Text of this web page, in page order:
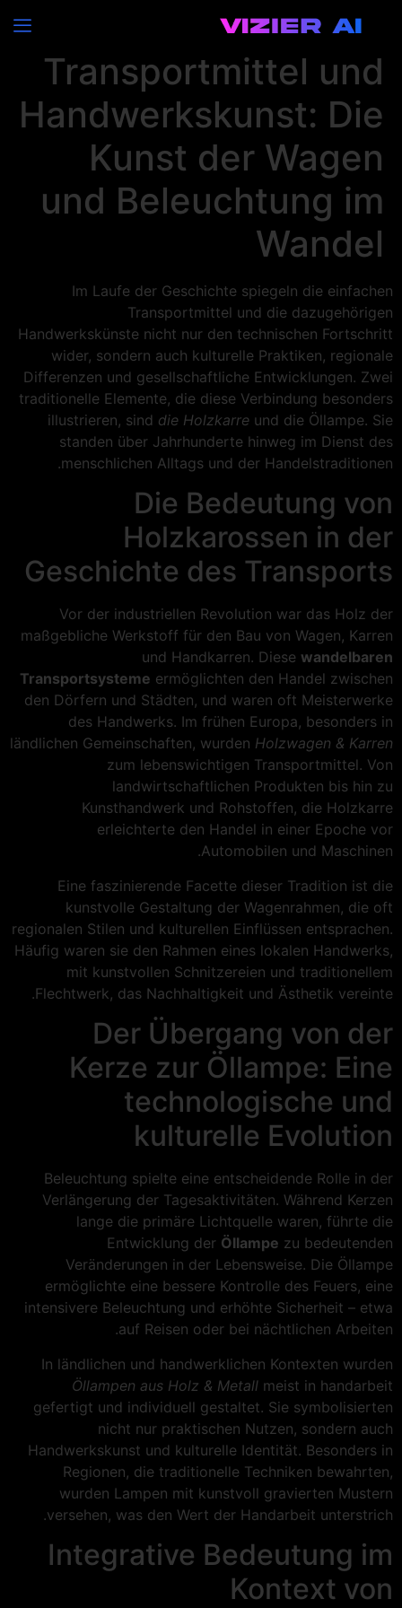
Historische
Transportmittel und
Handwerkskunst: Die
Kunst der Wagen
und Beleuchtung im
Wandel
Im Laufe der Geschichte spiegeln die einfachen
Transportmittel und die dazugehörigen
Handwerkskünste nicht nur den technischen Fortschritt
wider, sondern auch kulturelle Praktiken, regionale
Differenzen und gesellschaftliche Entwicklungen. Zwei
traditionelle Elemente, die diese Verbindung besonders
illustrieren, sind die Holzkarre und die Öllampe. Sie
standen über Jahrhunderte hinweg im Dienst des
menschlichen Alltags und der Handelstraditionen.
Die Bedeutung von
Holzkarossen in der
Geschichte des Transports
Vor der industriellen Revolution war das Holz der
maßgebliche Werkstoff für den Bau von Wagen, Karren
und Handkarren. Diese wandelbaren
Transportsysteme ermöglichten den Handel zwischen
den Dörfern und Städten, und waren oft Meisterwerke
des Handwerks. Im frühen Europa, besonders in
ländlichen Gemeinschaften, wurden Holzwagen & Karren
zum lebenswichtigen Transportmittel. Von
landwirtschaftlichen Produkten bis hin zu
Kunsthandwerk und Rohstoffen, die Holzkarre
erleichterte den Handel in einer Epoche vor
Automobilen und Maschinen.
Eine faszinierende Facette dieser Tradition ist die
kunstvolle Gestaltung der Wagenrahmen, die oft
regionalen Stilen und kulturellen Einflüssen entsprachen.
Häufig waren sie den Rahmen eines lokalen Handwerks,
mit kunstvollen Schnitzereien und traditionellem
Flechtwerk, das Nachhaltigkeit und Ästhetik vereinte.
Der Übergang von der
Kerze zur Öllampe: Eine
technologische und
kulturelle Evolution
Beleuchtung spielte eine entscheidende Rolle in der
Verlängerung der Tagesaktivitäten. Während Kerzen
lange die primäre Lichtquelle waren, führte die
Entwicklung der Öllampe zu bedeutenden
Veränderungen in der Lebensweise. Die Öllampe
ermöglichte eine bessere Kontrolle des Feuers, eine
intensivere Beleuchtung und erhöhte Sicherheit – etwa
auf Reisen oder bei nächtlichen Arbeiten.
In ländlichen und handwerklichen Kontexten wurden
Öllampen aus Holz & Metall meist in handarbeit
gefertigt und individuell gestaltet. Sie symbolisierten
nicht nur praktischen Nutzen, sondern auch
Handwerkskunst und kulturelle Identität. Besonders in
Regionen, die traditionelle Techniken bewahrten,
wurden Lampen mit kunstvoll gravierten Mustern
versehen, was den Wert der Handarbeit unterstrich.
Integrative Bedeutung im
Kontext von